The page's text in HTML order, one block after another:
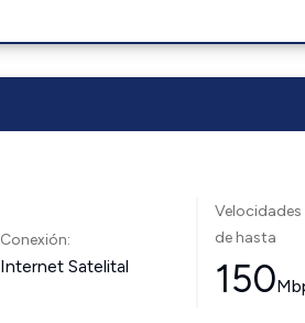
Conexión:
Internet Satelital
de hasta
150